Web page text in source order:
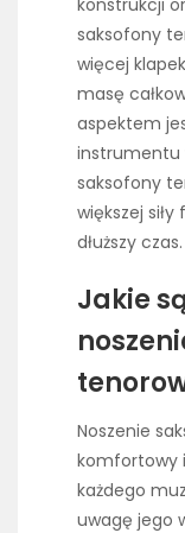
konstrukcji
saksofony
więcej
masę
aspektem
instrumentu
saksofony
większej
dłuższy czas.
Jakie
Noszenie
komfortowy
każdego
uwagę jego